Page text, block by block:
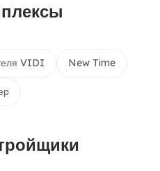
VIDI New Time